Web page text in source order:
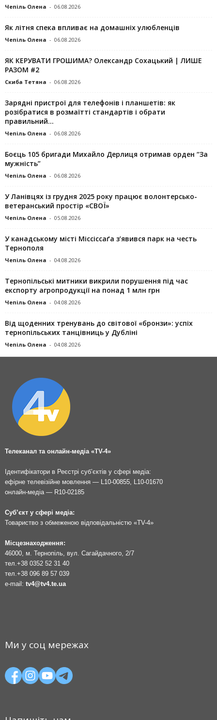
Чепіль Олена - 06.08.2026
Як літня спека впливає на домашніх улюбленців
Чепіль Олена - 06.08.2026
ЯК КЕРУВАТИ ГРОШИМА? Олександр Сохацький | ЛИШЕ
РАЗОМ #2
Скиба Тетяна - 06.08.2026
Зарядні пристрої для телефонів і планшетів: як
розібратися в розмаїтті стандартів і обрати
правильний...
Чепіль Олена - 06.08.2026
Боєць 105 бригади Михайло Дерлиця отримав орден “За
мужність”
Чепіль Олена - 06.08.2026
У Ланівцях із грудня 2025 року працює волонтерсько-
ветеранський простір «СВОЇ»
Чепіль Олена - 05.08.2026
У канадському місті Міссіссаґа з’явився парк на честь
Тернополя
Чепіль Олена - 04.08.2026
Тернопільські митники викрили порушення під час
експорту агропродукції на понад 1 млн грн
Чепіль Олена - 04.08.2026
Від щоденних тренувань до світової «бронзи»: успіх
тернопільських танцівниць у Дубліні
Чепіль Олена - 04.08.2026
Телеканал та онлайн-медіа «TV-4»
Ідентифікатори в Реєстрі суб’єктів у сфері медіа:
ефірне телевізійне мовлення — L10-00855, L10-01670
онлайн-медіа — R10-02185
Суб’єкт у сфері медіа:
Товариство з обмеженою відповідальністю «TV-4»
Місцезнаходження:
46000, м. Тернопіль, вул. Сагайдачного, 2/7
тел.+38 0352 52 31 40
тел.+38 096 89 57 039
e-mail: tv4@tv4.te.ua
Ми у соц мережах